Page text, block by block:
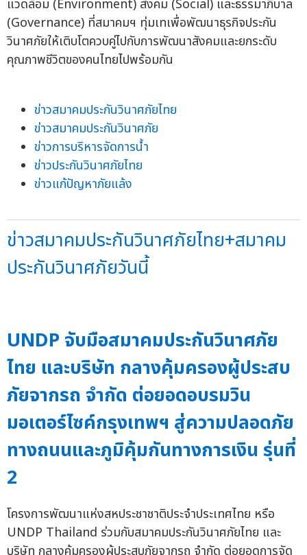
แวดล้อม (Environment) สังคม (Social) และธรรมาภิบาล
(Governance) ที่สมาคมฯ ทุ่มเทเพื่อพัฒนาธุรกิจประกัน
วินาศภัยให้เติบโตควบคู่ไปกับการพัฒนาสังคมและยกระดับ
คุณภาพชีวิตของคนไทยไปพร้อมกัน
ข่าวสมาคมประกันวินาศภัยไทย
ข่าวสมาคมประกันวินาศภัย
ข่าวการบริหารจัดการน้ำ
ข่าวประกันวินาศภัยไทย
ข่าวแก้ปัญหาภัยแล้ง
ข่าวสมาคมประกันวินาศภัยไทย+สมาคม
ประกันวินาศภัยวันนี้
UNDP จับมือสมาคมประกันวินาศภัย
ไทย และบริษัท กลางคุ้มครองผู้ประสบ
ภัยจากรถ จำกัด ต่อยอดอบรมวิน
มอเตอร์ไซค์กรุงเทพฯ สู่ความปลอดภัย
ทางถนนและภูมิคุ้มกันทางการเงิน รุ่นที่
2
โครงการพัฒนาแห่งสหประชาชาติประจำประเทศไทย หรือ
UNDP Thailand ร่วมกับสมาคมประกันวินาศภัยไทย และ
บริษัท กลางคุ้มครองผู้ประสบภัยจากรถ จำกัด ต่อยอดการจัด